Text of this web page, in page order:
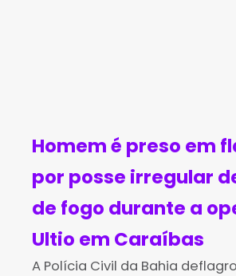
Homem é preso em
por posse irregular
de fogo durante a
Ultio em Caraíbas
A Polícia Civil da Bahia